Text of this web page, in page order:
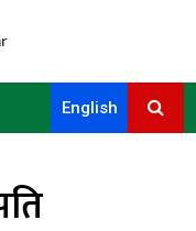
English